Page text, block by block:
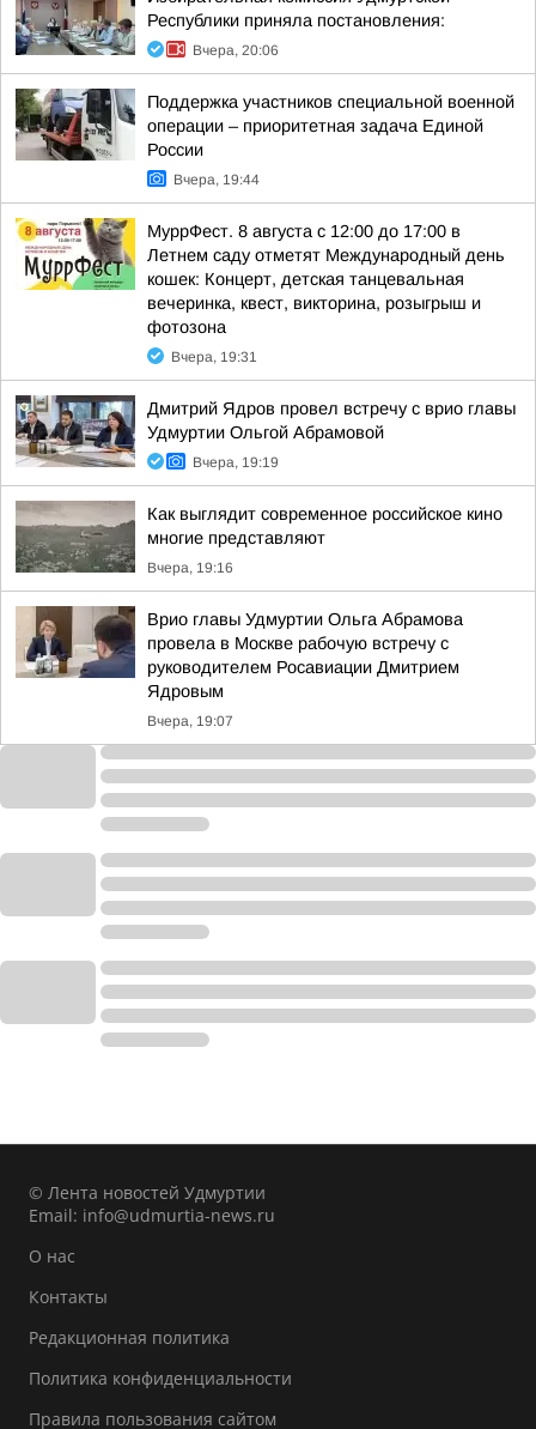
Республики приняла постановления:
Вчера, 20:06
Поддержка участников специальной военной
операции – приоритетная задача Единой
России
Вчера, 19:44
МуррФест. 8 августа с 12:00 до 17:00 в
Летнем саду отметят Международный день
кошек: Концерт, детская танцевальная
вечеринка, квест, викторина, розыгрыш и
фотозона
Вчера, 19:31
Дмитрий Ядров провел встречу с врио главы
Удмуртии Ольгой Абрамовой
Вчера, 19:19
Как выглядит современное российское кино
многие представляют
Вчера, 19:16
Врио главы Удмуртии Ольга Абрамова
провела в Москве рабочую встречу с
руководителем Росавиации Дмитрием
Ядровым
Вчера, 19:07
© Лента новостей Удмуртии
Email: info@udmurtia-news.ru
О нас
Контакты
Редакционная политика
Политика конфиденциальности
Правила пользования сайтом